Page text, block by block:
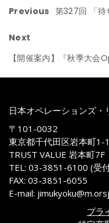
Previous 第327回 「待
Next
【開催案内】『秋季大
日本オペレーションズ・
〒101-0032
東京都千代田区岩本町1-
TRUST VALUE 岩本町7F
TEL: 03-3851-6100 (受
FAX: 03-3851-6055
E-mail:
プラ